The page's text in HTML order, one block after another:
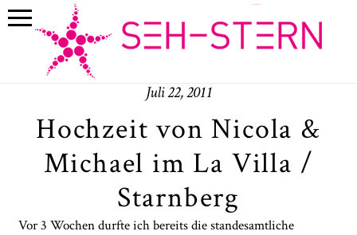
Juli 22, 2011
Hochzeit von Nicola &
Michael im La Villa /
Starnberg
Vor 3 Wochen durfte ich bereits die standesamtliche